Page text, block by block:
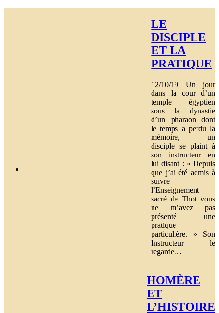
LE
DISCIPLE
ET LA
PRATIQUE
12/10/19 Un jour
dans la cour d’un
temple égyptien
sous la dynastie
d’un pharaon dont
le temps a perdu la
mémoire, un
disciple se plaint à
son instructeur en
lui disant : « Depuis
que j’ai été admis à
suivre
l’Enseignement
sacré de Thot vous
ne m’avez pas
présenté une
pratique
particulière. » Son
Instructeur le
regarde…
HOMÈRE
ET
L’HISTOIRE